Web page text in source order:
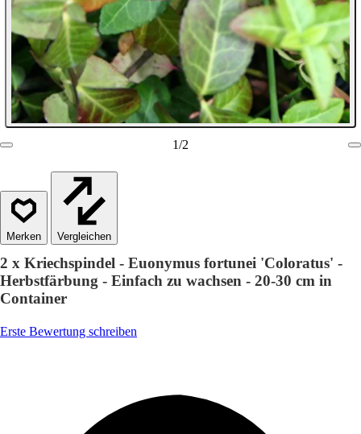
1/2
Vergleichen
2 x Kriechspindel - Euonymus fortunei 'Coloratus' -
Herbstfärbung - Einfach zu wachsen - 20-30 cm in
Container
Erste Bewertung schreiben